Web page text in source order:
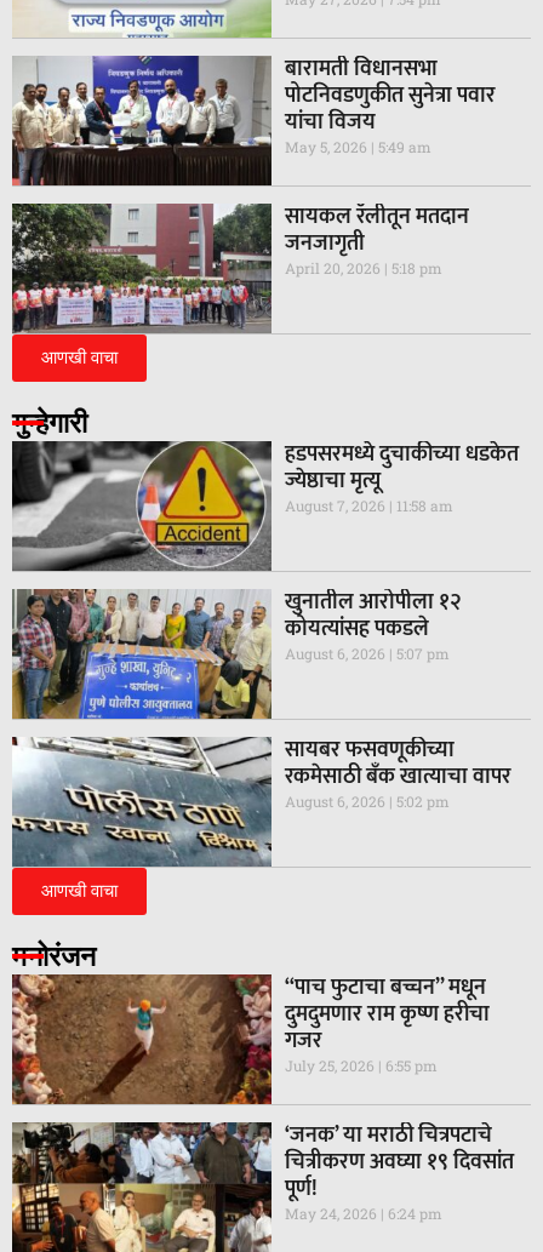
बारामती विधानसभा
पोटनिवडणुकीत सुनेत्रा पवार
यांचा विजय
May 5, 2026 5:49 am
सायकल रॅलीतून मतदान
जनजागृती
April 20, 2026 5:18 pm
आणखी वाचा
गुन्हेगारी
हडपसरमध्ये दुचाकीच्या धडकेत
ज्येष्ठाचा मृत्यू
August 7, 2026 11:58 am
खुनातील आरोपीला १२
कोयत्यांसह पकडले
August 6, 2026 5:07 pm
सायबर फसवणूकीच्या
रकमेसाठी बँक खात्याचा वापर
August 6, 2026 5:02 pm
आणखी वाचा
मनोरंजन
“पाच फुटाचा बच्चन” मधून
दुमदुमणार राम कृष्ण हरीचा
गजर
July 25, 2026 6:55 pm
‘जनक’ या मराठी चित्रपटाचे
चित्रीकरण अवघ्या १९ दिवसांत
पूर्ण!
May 24, 2026 6:24 pm